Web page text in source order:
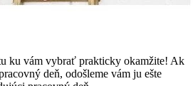
ku vám vybrať prakticky okamžite! Ak
deň, odošleme vám ju ešte